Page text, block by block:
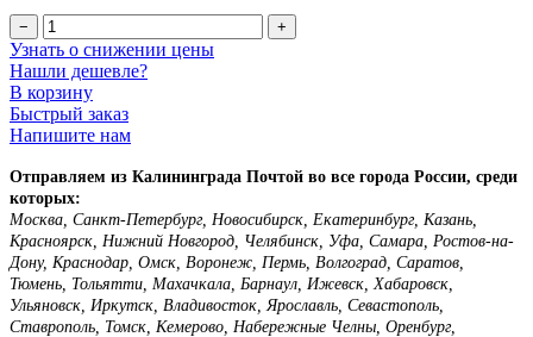
− +
Узнать о снижении цены
Нашли дешевле?
В корзину
Быстрый заказ
Напишите нам
Отправляем из Калининграда Почтой во все города России, среди
которых:
Москва, Санкт-Петербург, Новосибирск, Екатеринбург, Казань,
Красноярск, Нижний Новгород, Челябинск, Уфа, Самара, Ростов-на-
Дону, Краснодар, Омск, Воронеж, Пермь, Волгоград, Саратов,
Тюмень, Тольятти, Махачкала, Барнаул, Ижевск, Хабаровск,
Ульяновск, Иркутск, Владивосток, Ярославль, Севастополь,
Ставрополь, Томск, Кемерово, Набережные Челны, Оренбург,